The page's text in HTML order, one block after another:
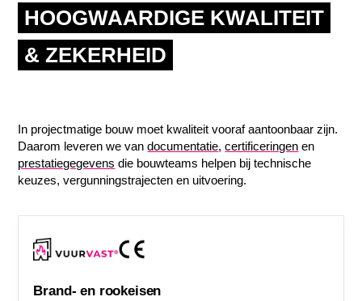
HOOGWAARDIGE KWALITEIT
& ZEKERHEID
In projectmatige bouw moet kwaliteit vooraf aantoonbaar zijn.
Daarom leveren we vandocumentatie,certificeringen en
prestatiegegevens die bouwteams helpen bij technische
keuzes, vergunningstrajecten en uitvoering.
Brand- en rookeisen